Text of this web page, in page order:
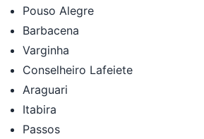
Pouso Alegre
Barbacena
Varginha
Conselheiro Lafeiete
Araguari
Itabira
Passos